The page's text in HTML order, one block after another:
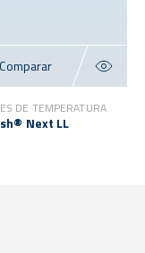
Comparar
DE TEMPERATURA
Next LL